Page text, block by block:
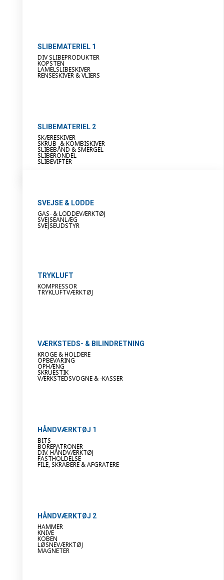
SLIBEMATERIEL 1
DIV SLIBEPRODUKTER
KOPSTEN
LAMELSLIBESKIVER
RENSESKIVER & VLIERS
SLIBEMATERIEL 2
SKÆRESKIVER
SKRUB- & KOMBISKIVER
SLIBEBÅND & SMERGEL
SLIBERONDEL
SLIBEVIFTER
SVEJSE & LODDE
GAS- & LODDEVÆRKTØJ
SVEJSEANLÆG
SVEJSEUDSTYR
TRYKLUFT
KOMPRESSOR
TRYKLUFTVÆRKTØJ
VÆRKSTEDS- & BILINDRETNING
KROGE & HOLDERE
OPBEVARING
OPHÆNG
SKRUESTIK
VÆRKSTEDSVOGNE & -KASSER
HÅNDVÆRKTØJ 1
BITS
BOREPATRONER
DIV. HÅNDVÆRKTØJ
FASTHOLDELSE
FILE, SKRABERE & AFGRATERE
HÅNDVÆRKTØJ 2
HAMMER
KNIVE
KOBEN
LØSNEVÆRKTØJ
MAGNETER